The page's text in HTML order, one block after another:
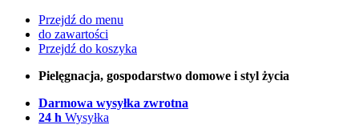
Przejdź do menu
do zawartości
Przejdź do koszyka
Pielęgnacja, gospodarstwo domowe i styl życia
Darmowa wysyłka zwrotna
24 h Wysyłka